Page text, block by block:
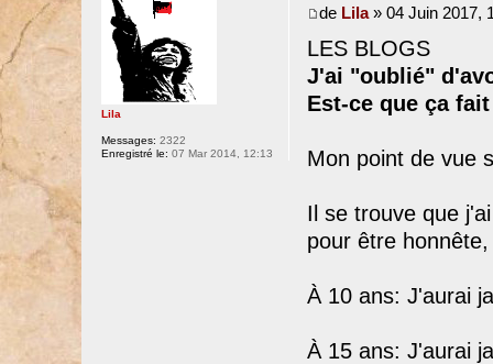
de Lila» 04 Juin 2017,
LES BLOGS
J'ai "oublié"
Est-ce que ça
Mon point de vue
Il se trouve que
pour être
À 10 ans: J'aurai
À 15 ans: J'aurai
Lila
Messages: 2322
Enregistré le: 07 Mar 2014, 12:13